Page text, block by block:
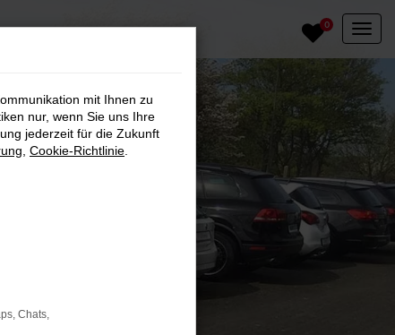
0
mit Ihnen zu
nur, wenn Sie uns Ihre
jederzeit für die Zukunft
Cookie-Richtlinie
Chats,